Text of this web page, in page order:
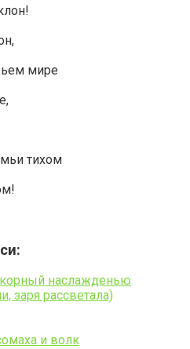
мире
тихом
наслажденью
заря рассветала)
и волк